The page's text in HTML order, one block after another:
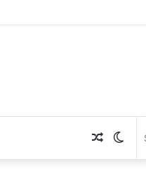
Random